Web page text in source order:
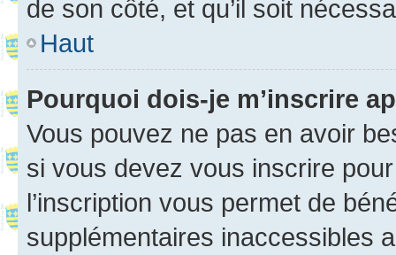
de son côté, et qu’il soit
Haut
Pourquoi dois-je m’inscrire
Vous pouvez ne pas en avoir
si vous devez vous inscrire
l’inscription vous permet de
supplémentaires inaccessibles